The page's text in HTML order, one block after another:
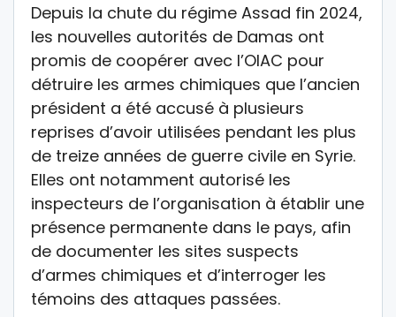
Depuis la chute du régime Assad fin 2024,
les nouvelles autorités de Damas ont
promis de coopérer avec l’OIAC pour
détruire les armes chimiques que l’ancien
président a été accusé à plusieurs
reprises d’avoir utilisées pendant les plus
de treize années de guerre civile en Syrie.
Elles ont notamment autorisé les
inspecteurs de l’organisation à établir une
présence permanente dans le pays, afin
de documenter les sites suspects
d’armes chimiques et d’interroger les
témoins des attaques passées.